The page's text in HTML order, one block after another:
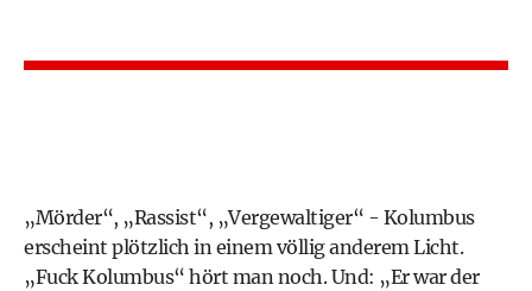
„Mörder“, „Rassist“, „Vergewaltiger“ - Kolumbus
erscheint plötzlich in einem völlig anderem Licht.
„Fuck Kolumbus“ hört man noch. Und: „Er war der